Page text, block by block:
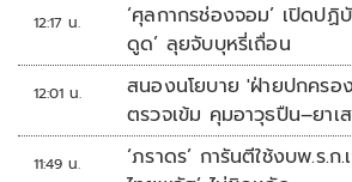
12:17 น.
‘ศุลกากรช่องจอม’ เปิดปฏิ
ดูด’ ลุยจับบุหรี่เถื่อน
12:01 น.
สนองนโยบาย 'ฝ่ายปกคร
ตรวจเข้ม คุมอาวุธปืน–ยา
11:49 น.
‘ภราดร’ การันตีใช้งบพ.ร.ก